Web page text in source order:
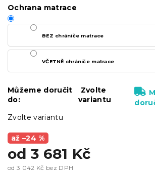
až –24 %
od 3 681 Kč
od 3 042 Kč bez DPH
Zvolte variantu
Ochrana matrace
BEZ chrániče matrace
VČETNĚ chrániče matrace
Můžeme doručit
do:
Zvolte
variantu